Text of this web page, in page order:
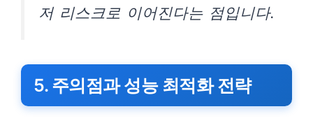
저 리스크로 이어진다는 점입니다.
5. 주의점과 성능 최적화 전략